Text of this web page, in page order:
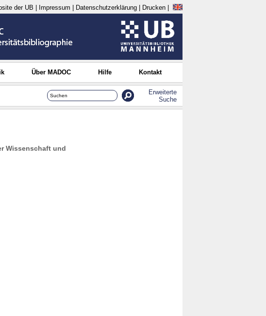
der UB Impressum Datenschutzerklärung Drucken
Über MADOC Hilfe Kontakt
Erweiterte
Suche
Wissenschaft und